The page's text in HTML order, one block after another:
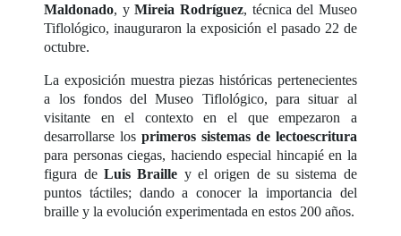
Maldonado, yMireia Rodríguez, técnica del Museo
Tiflológico, inauguraron la exposición el pasado 22 de
octubre.
La exposición muestra piezas históricas pertenecientes
a los fondos del Museo Tiflológico, para situar al
visitante en el contexto en el que empezaron a
desarrollarse losprimeros sistemas de lectoescritura
para personas ciegas, haciendo especial hincapié en la
figura de Luis Braille y el origen de su sistema de
puntos táctiles; dando a conocer la importancia del
braille y la evolución experimentada en estos 200 años.